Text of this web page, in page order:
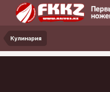
Кулинария